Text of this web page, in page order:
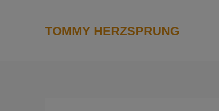
TOMMY HERZSPRUNG